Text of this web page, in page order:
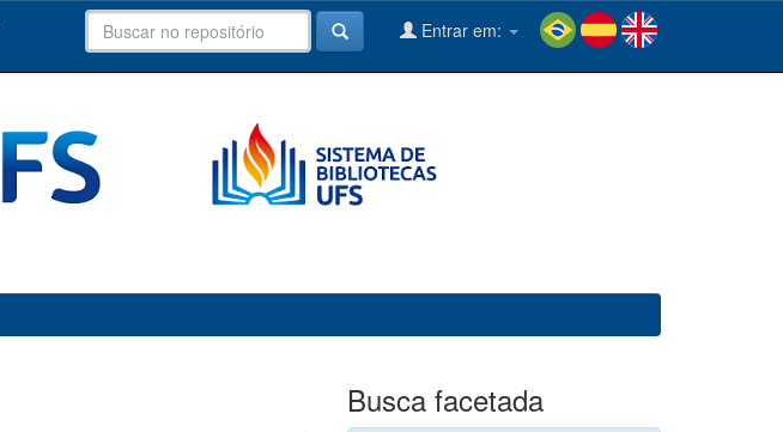
Entrar em:
Busca facetada